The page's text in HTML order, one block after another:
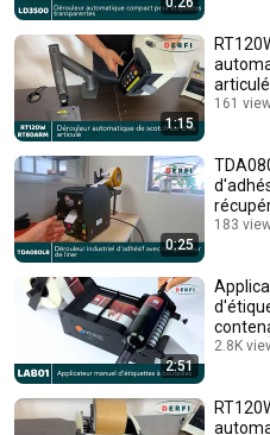
1:15
articulé
161
0:25
183
2:51
2.8K